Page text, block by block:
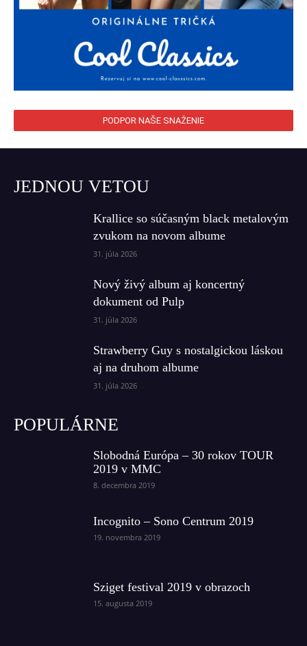
PODPOR NAŠE SNAŽENIE
JEDNOU VETOU
Krallice so súčasným black metalovým
zvukom na novom albume
31. júla 2026
Nový živý album aj koncertný
dokument od Pulp
31. júla 2026
Strawberry Guy s nostalgickou láskou
aj na druhom albume
31. júla 2026
POPULÁRNE
Slobodná Európa – 30 rokov TOUR
2019 v MMC
8. decembra 2019
Incognito – Sono Centrum 2019
19. novembra 2019
Sziget festival 2019 v obrazoch
15. augusta 2019